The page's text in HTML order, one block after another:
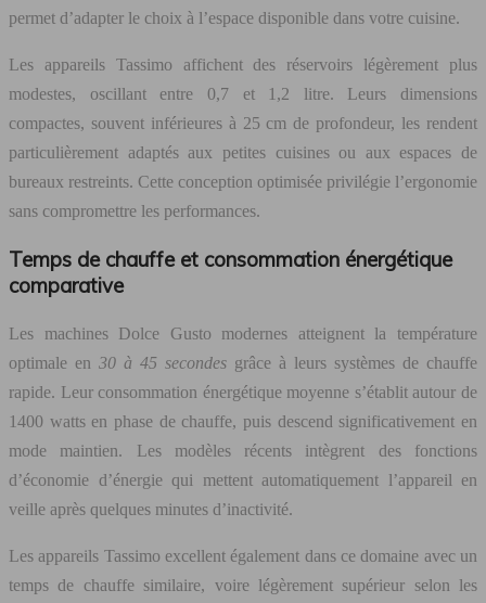
permet d’adapter le choix à l’espace disponible dans votre cuisine.
Les appareils Tassimo affichent des réservoirs légèrement plus
modestes, oscillant entre 0,7 et 1,2 litre. Leurs dimensions
compactes, souvent inférieures à 25 cm de profondeur, les rendent
particulièrement adaptés aux petites cuisines ou aux espaces de
bureaux restreints. Cette conception optimisée privilégie l’ergonomie
sans compromettre les performances.
Temps de chauffe et consommation énergétique
comparative
Les machines Dolce Gusto modernes atteignent la température
optimale en 30 à 45 secondes grâce à leurs systèmes de chauffe
rapide. Leur consommation énergétique moyenne s’établit autour de
1400 watts en phase de chauffe, puis descend significativement en
mode maintien. Les modèles récents intègrent des fonctions
d’économie d’énergie qui mettent automatiquement l’appareil en
veille après quelques minutes d’inactivité.
Les appareils Tassimo excellent également dans ce domaine avec un
temps de chauffe similaire, voire légèrement supérieur selon les